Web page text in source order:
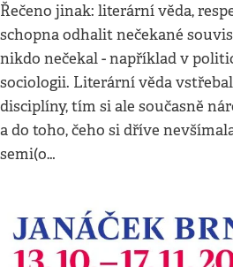
Řečeno jinak: literární věda,
schopna odhalit nečekané
nikdo nečekal - například v
sociologii. Literární věda
disciplíny, tím si ale současně
a do toho, čeho si dříve
semi(o…